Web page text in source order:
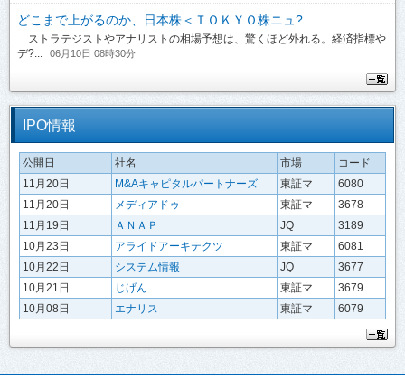
どこまで上がるのか、日本株＜ＴＯＫＹＯ株ニュ?...
ストラテジストやアナリストの相場予想は、驚くほど外れる。経済指標や
デ?...
06月10日 08時30分
IPO情報
公開日 社名 市場
コード
11月20日
M&Aキャピタルパートナーズ 東証マ
6080
11月20日
メディアドゥ 東証マ
3678
11月19日
ＡＮＡＰ JQ
3189
10月23日
アライドアーキテクツ 東証マ
6081
10月22日
システム情報 JQ
3677
10月21日
じげん 東証マ
3679
10月08日
エナリス 東証マ 6079